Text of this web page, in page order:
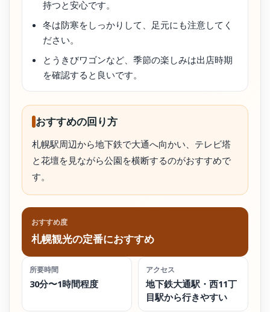
持つと安心です。
冬は防寒をしっかりして、足元にも注意してく
ださい。
とうきびワゴンなど、季節の楽しみは出店時期
を確認すると良いです。
おすすめの回り方
札幌駅周辺から地下鉄で大通へ向かい、テレビ塔
と花壇を見ながら公園を横断するのがおすすめで
す。
おすすめ度
札幌観光の定番におすすめ
所要時間
30分〜1時間程度
アクセス
地下鉄大通駅・西11丁
目駅から行きやすい